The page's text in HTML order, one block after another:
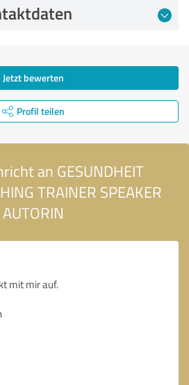
Jetzt bewerten
Profil teilen
an GESUNDHEIT
TRAINER SPEAKER
AUTORIN